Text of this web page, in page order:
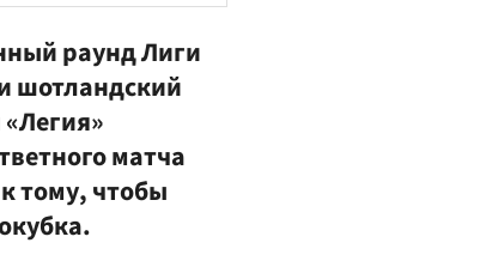
раунд Лиги
шотландский
матча
тому, чтобы